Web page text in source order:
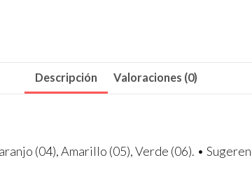
Descripción Valoraciones (0)
(04), Amarillo (05), Verde (06). •